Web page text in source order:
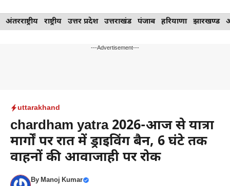
Skip
to
अंतरराष्ट्रीय राष्ट्रीय उत्तर प्रदेश उत्तराखंड पंजाब हरियाणा झारखण्ड
---Advertisement---
uttarakhand
chardham yatra 2026-आज से यात्रा
मार्गों पर रात में ड्राइविंग बैन, 6 घंटे तक
वाहनों की आवाजाही पर रोक
ByManoj Kumar